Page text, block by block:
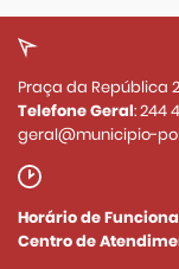
Praça da República
Telefone Geral:244
geral@municipio-
Horário de
Centro de